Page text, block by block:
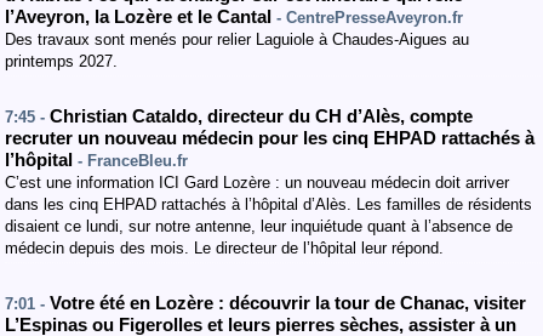
l’Aveyron, la Lozère et le Cantal - CentrePresseAveyron.fr
Des travaux sont menés pour relier Laguiole à Chaudes-Aigues au
printemps 2027.
7:45 - Christian Cataldo, directeur du CH d’Alès, compte
recruter un nouveau médecin pour les cinq EHPAD rattachés à
l’hôpital - FranceBleu.fr
C’est une information ICI Gard Lozère : un nouveau médecin doit arriver
dans les cinq EHPAD rattachés à l’hôpital d’Alès. Les familles de résidents
disaient ce lundi, sur notre antenne, leur inquiétude quant à l’absence de
médecin depuis des mois. Le directeur de l’hôpital leur répond.
7:01 - Votre été en Lozère : découvrir la tour de Chanac, visiter
L’Espinas ou Figerolles et leurs pierres sèches, assister à un